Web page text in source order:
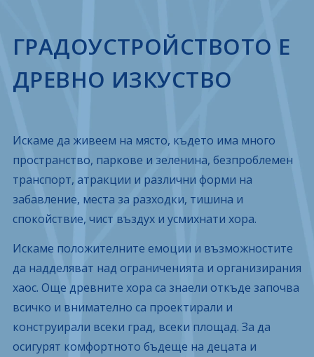
ГРАДОУСТРОЙСТВОТО Е
ДРЕВНО ИЗКУСТВО
Искаме да живеем на място, където има много
пространство, паркове и зеленина, безпроблемен
транспорт, атракции и различни форми на
забавление, места за разходки, тишина и
спокойствие, чист въздух и усмихнати хора.
Искаме положителните емоции и възможностите
да надделяват над ограниченията и организирания
хаос. Още древните хора са знаели откъде започва
всичко и внимателно са проектирали и
конструирали всеки град, всеки площад. За да
осигурят комфортното бъдеще на децата и